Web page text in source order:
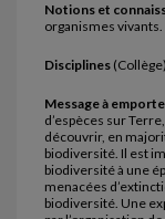
Notions et
organismes vivants.
Disciplines
Message à
d’espèces sur
découvrir, en
biodiversité. Il est
biodiversité à une
menacées
biodiversité. Une